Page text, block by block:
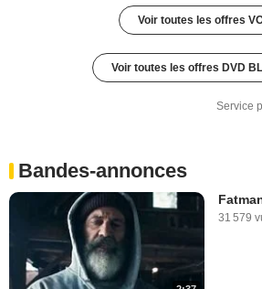
Voir toutes les offres
Voir toutes les offres DVD
Service
Bandes-annonces
31 579